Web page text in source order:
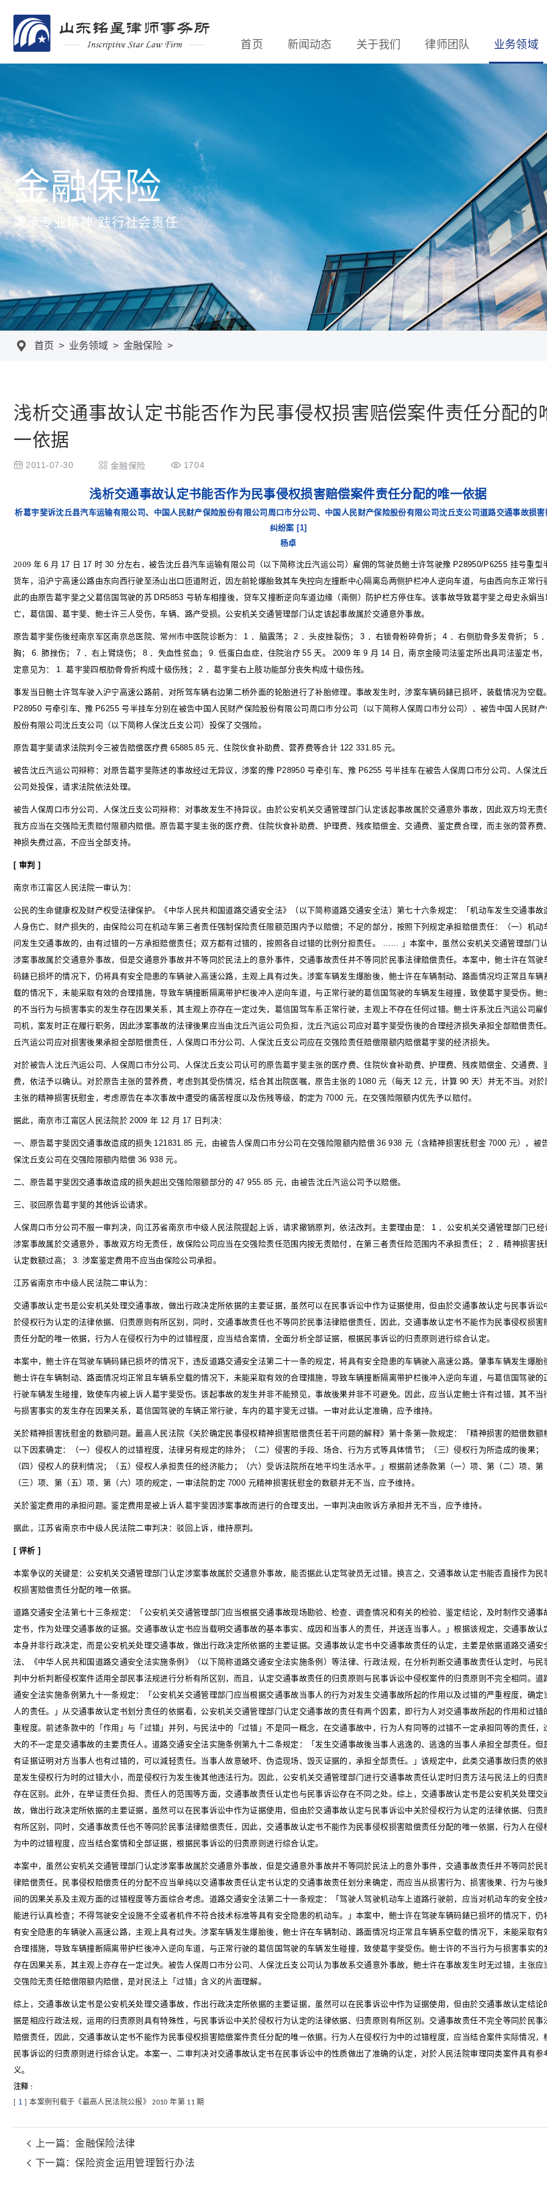
首页 新闻动态 关于我们 律师团队 业务领域
金融保险
秉承专业精神·践行社会责任
首页 > 业务领域 > 金融保险 >
浅析交通事故认定书能否作为民事侵权损害赔偿案件责任分配的
一依据
2011-07-30 金融保险 1704
浅析交通事故认定书能否作为民事侵权损害赔偿案件责任分配的唯一依据
析葛宇斐诉沈丘县汽车运输有限公司、中国人民财产保险股份有限公司周口市分公司、中国人民财产保险股份有限公司沈丘支公司道路交通事故损害
纠纷案 [1]
杨卓
2009 年 6 月 17 日 17 时 30 分左右，被告沈丘县汽车运输有限公司（以下简称沈丘汽运公司）雇佣的驾驶员鲍士许驾驶豫 P28950/P6255 挂号重型
货车，沿沪宁高速公路由东向西行驶至汤山出口匝道附近，因左前轮爆胎致其车失控向左撞断中心隔离岛两侧护栏冲人逆向车道，与由西向东正常行
此的由原告葛宇斐之父葛信国驾驶的苏 DR5853号轿车相撞後，贷车又撞断逆向车道边缘（南侧）防护栏方停住车。该事故导致葛宇斐之母史永娟当
亡，葛信国、葛宇斐、鲍士许三人受伤，车辆、路产受损。公安机关交通管理部门认定该起事故属於交通意外事故。
原告葛宇斐伤後经南京军区南京总医院、常州市中医院诊断为： 1 ．脑震荡； 2 ．头皮挫裂伤； 3 ．右锁骨粉碎骨折；4 ．右侧肋骨多发骨折；5
胸；6. 肺挫伤； 7 ．右上臂烧伤； 8 ．失血性贫血；9.低蛋白血症，住院治疗55天。 2009年9 月 14 日，南京金陵司法鉴定所出具司法鉴定书
定意见为： 1.葛宇斐四根肋骨骨折构成十级伤残； 2 ．葛宇斐右上肢功能部分丧失构成十级伤残。
事发当日鲍士许驾车驶入沪宁高速公路前，对所驾车辆右边第二桥外面的轮胎进行了补胎修理。事故发生时，涉案车辆码錶已损坏，装载情况为空载
P28950 号牵引车、豫 P6255号半挂车分别在被告中国人民财产保险股份有限公司周口市分公司（以下简称人保周口市分公司）、被告中国人民财产
股份有限公司沈丘支公司（以下简称人保沈丘支公司）投保了交强险。
原告葛宇斐请求法院判令三被告赔偿医疗费65885.85元、住院伙食补助费、营养费等合计 122 331.85 元。
被告沈丘汽运公司辩称：对原告葛宇斐陈述的事故经过无异议，涉案的豫 P28950号牵引车、豫 P6255号半挂车在被告人保周口市分公司、人保沈
公司处投保，请求法院依法处理。
被告人保周口市分公司、人保沈丘支公司辩称：对事故发生不持异议。由於公安机关交通管理部门认定该起事故属於交通意外事故，因此双方均无责
我方应当在交强险无责赔付限额内赔偿。原告葛宇斐主张的医疗费、住院伙食补助费、护理费、残疾赔偿金、交通费、鉴定费合理，而主张的营养费
神损失费过高，不应当全部支持。
[ 审判 ]
南京市江甯区人民法院一审认为：
公民的生命健康权及财产权受法律保护。《中华人民共和国道路交通安全法》（以下简称道路交通安全法）第七十六条规定：「机动车发生交通事故
人身伤亡、财产损失的，由保险公司在机动车第三者责任强制保险责任限额范围内予以赔偿；不足的部分，按照下列规定承担赔偿责任：（一）机动
问发生交通事故的，由有过错的一方承担赔偿责任；双方都有过错的，按照各自过错的比例分担责任。
」本案中，虽然公安机关交通管理部门
涉案事故属於交通意外事故，但是交通意外事故并不等同於民法上的意外事件，交通事故责任并不等同於民事法律赔偿责任。本案中，鲍士许在驾驶
码錶已损坏的情况下，仍将具有安全隐患的车辆驶入高速公路，主观上具有过失。涉案车辆发生爆胎後，鲍士许在车辆制动、路面情况均正常且车辆
载的情况下，未能采取有效的合理措施，导致车辆撞断隔离带护栏後冲入逆向车道，与正常行驶的葛信国驾驶的车辆发生碰撞，致使葛宇斐受伤。鲍
的不当行为与损害事实的发生存在因果关系，其主观上亦存在一定过失，葛信国驾车系正常行驶，主观上不存在任何过错。鲍士许系沈丘汽运公司雇
司机，案发时正在履行职务，因此涉案事故的法律後果应当由沈丘汽运公司负担，沈丘汽运公司应对葛宇斐受伤後的合理经济损失承担全部赔偿责任
丘汽运公司应对损害後果承担全部赔偿责任，人保周口市分公司、人保沈丘支公司应在交强险责任赔偿限额内赔偿葛宇斐的经济损失。
对於被告人沈丘汽运公司、人保周口市分公司、人保沈丘支公司认可的原告葛宇斐主张的医疗费、住院伙食补助费、护理费、残疾赔偿金、交通费、
费，依法予以确认。对於原告主张的营养费，考虑到其受伤情况，结合其出院医嘱，原告主张的 1080元（每天 12元，计算90天）并无不当。对於
主张的精神损害抚慰金，考虑原告在本次事故中遭受的痛苦程度以及伤残等级，酌定为7000 元，在交强险限额内优先予以赔付。
据此，南京市江甯区人民法院於 2009年 12 月 17 日判决：
一、原告葛宇斐因交通事故造成的损失 121831.85元，由被告人保周口市分公司在交强险限额内赔偿36 938 元（含精神损害抚慰金 7000 元），被
保沈丘支公司在交强险限额内赔偿 36 938元。
二、原告葛宇斐因交通事故造成的损失超出交强险限额部分的47 955.85 元，由被告沈丘汽运公司予以赔偿。
三、驳回原告葛宇斐的其他诉讼请求。
人保周口市分公司不服一审判决，向江苏省南京市中级人民法院提起上诉，请求撤销原判，依法改判。主要理由是： 1
．公安机关交通管理部门已经
涉案事故属於交通意外，事故双方均无责任，故保险公司应当在交强险责任范围内按无责赔付，在第三者责任险范围内不承担责任； 2
．精神损害
认定数额过高； 3. 涉案鉴定费用不应当由保险公司承担。
江苏省南京市中级人民法院二审认为：
交通事故认定书是公安机关处理交通事故，做出行政决定所依据的主要证据，虽然可以在民事诉讼中作为证据使用，但由於交通事故认定与民事诉讼
於侵权行为认定的法律依据、归责原则有所区别，同时，交通事故责任也不等同於民事法律赔偿责任，因此，交通事故认定书不能作为民事侵权损害
责任分配的唯一依据，行为人在侵权行为中的过错程度，应当结合案情，全面分析全部证据，根据民事诉讼的归责原则进行综合认定。
本案中，鲍士许在驾驶车辆码錶已损坏的情况下，违反道路交通安全法第二十一条的规定，将具有安全隐患的车辆驶入高速公路。肇事车辆发生爆胎
鲍士许在车辆制动、路面情况均正常且车辆系空载的情况下，未能采取有效的合理措施，导致车辆撞断隔离带护栏後冲入逆向车道，与葛信国驾驶的
行驶车辆发生碰撞，致使车内被上诉人葛宇斐受伤。该起事故的发生并非不能预见，事故後果并非不可避免。因此，应当认定鲍士许有过错，其不当
与损害事实的发生存在因果关系，葛信国驾驶的车辆正常行驶，车内的葛宇斐无过错。一审对此认定准确，应予维持。
关於精神损害抚慰金的数额问题。最高人民法院《关於确定民事侵权精神损害赔偿责任若干问题的解释》第十条第一款规定：「精神损害的赔偿数额
以下因素确定：（一）侵权人的过错程度，法律另有规定的除外；（二）侵害的手段、场合、行为方式等具体情节；（三）侵权行为所造成的後果；
（四）侵权人的获利情况；（五）侵权人承担责任的经济能力；（六）受诉法院所在地平均生活水平。」根据前述条款第（一）项、第（二）项、第
（三）项、第（五）项、第（六）项的规定，一审法院酌定 7000 元精神损害抚慰金的数额并无不当，应予维持。
关於鉴定费用的承担问题。鉴定费用是被上诉人葛宇斐因涉案事故而进行的合理支出，一审判决由败诉方承担并无不当，应予维持。
据此，江苏省南京市中级人民法院二审判决：驳回上诉，维持原判。
[ 评析 ]
本案争议的关键是：公安机关交通管理部门认定涉案事故属於交通意外事故，能否据此认定驾驶员无过错。换言之，交通事故认定书能否直接作为民
权损害赔偿责任分配的唯一依据。
道路交通安全法第七十三条规定：「公安机关交通管理部门应当根据交通事故现场勘验、检查、调查情况和有关的检验、鉴定结论，及时制作交通事
定书，作为处理交通事故的证据。交通事故认定书应当载明交通事故的基本事实、成因和当事人的责任，并送连当事人。」根据该规定，交通事故认
本身并非行政决定，而是公安机关处理交通事故，做出行政决定所依据的主要证据。交通事故认定书中交通事故责任的认定，主要是依据道路交通安
法、《中华人民共和国道路交通安全法实施条例》（以下简称道路交通安全法实施条例）等法律、行政法规，在分析判断交通事故责任认定时，与民
判中分析判断侵权案件适用全部民事法规进行分析有所区别，而且，认定交通事故责任的归责原则与民事诉讼中侵权案件的归责原则不完全相同。道
通安全法实施条例第九十一条规定：「公安机关交通管理部门应当根据交通事故当事人的行为对发生交通事故所起的作用以及过错的严重程度，确定
人的责任。」从交通事故认定书划分责任的依据看，公安机关交通管理部门认定交通事故的责任有两个因素，即行为人对交通事故所起的作用和过错
重程度。前述条款中的「作用」与「过错」并列，与民法中的「过错」不是同一概念，在交通事故中，行为人有同等的过错不一定承担同等的责任，
大的不一定是交通事故的主要责任人。道路交通安全法实施条例第九十二条规定：「发生交通事故後当事人逃逸的、逃逸的当事人承担全部责任。但
有证据证明对方当事人也有过错的，可以減轻责任。当事人故意破坏、伪造现场、毁灭证据的，承担全部责任。」该规定中，此类交通事故归责的依
是发生侵权行为时的过错大小，而是侵权行为发生後其他违法行为。因此，公安机关交通管理部门进行交通事故责任认定时归责方法与民法上的归责
存在区别。此外，在举证责任负担、责任人的范围等方面，交通事故责任认定也与民事诉讼存在不同之处。综上，交通事故认定书是公安机关处理交
故，做出行政决定所依据的主要证据，虽然可以在民事诉讼中作为证据使用，但由於交通事故认定与民事诉讼中关於侵权行为认定的法律依据、归责
有所区别，同时，交通事故责任也不等同於民事法律赔偿责任，因此，交通事故认定书不能作为民事侵权损害赔偿责任分配的唯一依据，行为人在侵
为中的过错程度，应当结合案情和全部证据，根据民事诉讼的归责原则进行综合认定。
本案中，虽然公安机关交通管理部门认定涉案事故属於交通意外事故，但是交通意外事故并不等同於民法上的意外事件，交通事故责任并不等同於民
律赔偿责任。民事侵权赔偿责任的分配不应当单纯以交通事故责任认定书认定的交通事故责任划分来确定，而应当从损害行为、损害後果、行为与後
间的因果关系及主观方面的过错程度等方面综合考虑。道路交通安全法第二十一条规定：「驾驶人驾驶机动车上道路行驶前，应当对机动车的安全技
能进行认真检查；不得驾驶安全设施不全或者机件不符合技术标准等具有安全隐患的机动车。」本案中，鲍士许在驾驶车辆码錶已损坏的情况下，仍
有安全隐患的车辆驶入高速公路，主观上具有过失。涉案车辆发生爆胎後，鲍士许在车辆制动、路面情况均正常且车辆系空载的情况下，未能采取有
合理措施，导致车辆撞断隔离带护栏後冲入逆向车道，与正常行驶的葛信国驾驶的车辆发生碰撞，致使葛宇斐受伤。鲍士许的不当行为与损害事实的
存在因果关系，其主观上亦存在一定过失。被告人保周口市分公司、人保沈丘支公司认为事故系交通意外事故，鲍士许在事故发生时无过错，主张应
交强险无责任赔偿限额内赔偿，是对民法上「过错」含义的片面理解。
综上，交通事故认定书是公安机关处理交通事故，作出行政决定所依据的主要证据，虽然可以在民事诉讼中作为证据使用，但由於交通事故认定结论
据是相应行政法规，运用的归责原则具有特殊性，与民事诉讼中关於侵权行为认定的法律依据、归责原则有所区别。交通事故责任不完全等同於民事
赔偿责任，因此，交通事故认定书不能作为民事侵权损害赔偿案件责任分配的唯一依据。行为人在侵权行为中的过错程度，应当结合案件实际情况，
民事诉讼的归责原则进行综合认定。本案一、二审判决对交通事故认定书在民事诉讼中的性质做出了准确的认定，对於人民法院审理同类案件具有参
义。
注释:
1 ]本案例刊载于《最高人民法院公报》 2010年第 11期
上一篇：金融保险法律
下一篇：保险资金运用管理暂行办法